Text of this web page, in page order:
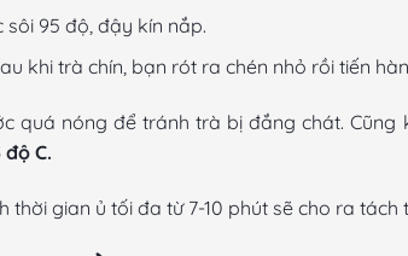
95 độ, đậy kín nắp.
khi trà chín, bạn rót ra chén nhỏ rồi tiến
quá nóng để tránh trà bị đắng chát.
C.
thời gian ủ tối đa từ 7-10 phút sẽ cho ra